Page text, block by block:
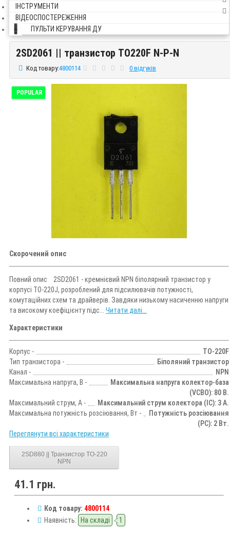
ІНСТРУМЕНТИ
ВІДЕОСПОСТЕРЕЖЕННЯ
ПУЛЬТИ КЕРУВАННЯ ДУ
2SD2061 || транзистор TO220F N-P-N
2SD2061 || транзистор TO220F N-P-N
Код товару:4800114 0 відгуків
POPULAR
Скорочений опис
Повний опис 2SD2061 - кремнієвий NPN біполярний транзистор у
корпусі TO-220J, розроблений для підсилювачів потужності,
комутаційних схем та драйверів. Завдяки низькому насиченню напруги
та високому коефіцієнту підс... Читати далі...
Характеристики
Корпус -
TO-220F
Тип транзистора -
Біполяний транзистор
Канал -
NPN
Максимальна напруга, В -
Максимальна напруга колектор-база
(VCBO): 80 В.
Максимальний струм, А -
Максимальний струм колектора (IC): 3 А.
Максимальна потужність розсіювання, Вт -
Потужність розсіювання
(PC): 2 Вт.
Переглянути всі характеристики
2SD880 || Транзистор TO-220
NPN
41.1 грн.
Код товару: 4800114
Наявність:
На складі 1